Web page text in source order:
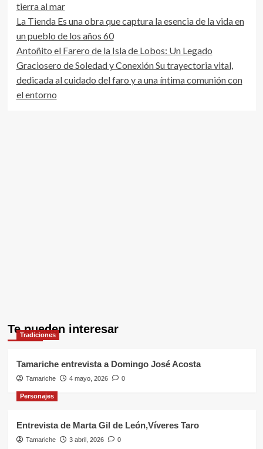
en
el
Día
de
Canarias
Parranda
Femenina
el
Kiosko
tierra al mar
La Tienda Es una obra que captura la esencia de la vida en
un pueblo de los años 60
Antoñito el Farero de la Isla de Lobos: Un Legado
Graciosero de Soledad y Conexión Su trayectoria vital,
dedicada al cuidado del faro y a una íntima comunión con
el entorno
Te pueden interesar
Tradiciones
Tamariche entrevista a Domingo José Acosta
Tamariche 4 mayo, 2026 0
Personajes
Entrevista de Marta Gil de León,Víveres Taro
Tamariche 3 abril, 2026 0